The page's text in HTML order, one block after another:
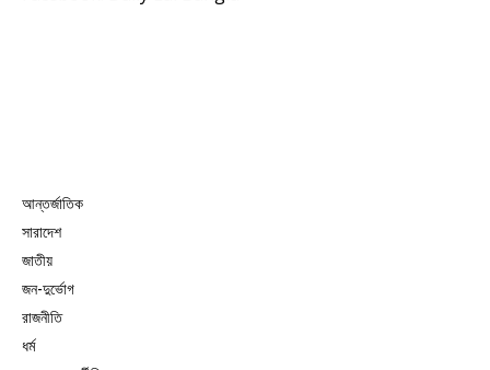
আন্তর্জাতিক
সারাদেশ
জাতীয়
জন-দুর্ভোগ
রাজনীতি
ধর্ম